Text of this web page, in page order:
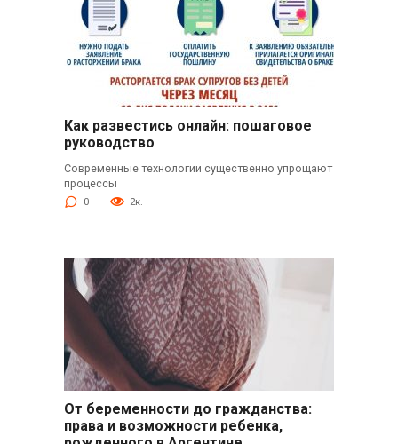
Как развестись онлайн: пошаговое
руководство
Современные технологии существенно упрощают
процессы
0 2к.
От беременности до гражданства:
права и возможности ребенка,